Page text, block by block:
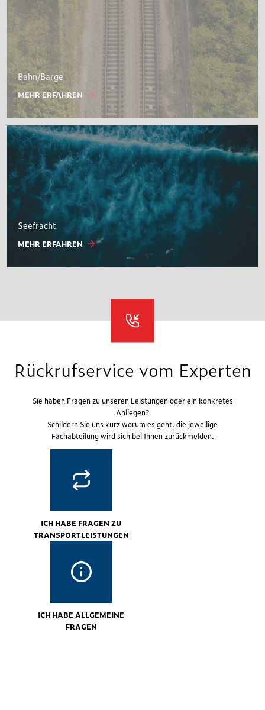
Bahn/Barge
MEHR ERFAHREN
Seefracht
MEHR ERFAHREN
Rückrufservice vom Experten
Sie haben Fragen zu unseren Leistungen oder ein konkretes
Anliegen?
Schildern Sie uns kurz worum es geht, die jeweilige
Fachabteilung wird sich bei Ihnen zurückmelden.
ICH HABE FRAGEN ZU
TRANSPORTLEISTUNGEN
ICH HABE ALLGEMEINE
FRAGEN